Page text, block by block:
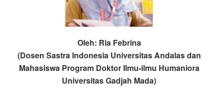
Oleh: Ria Febrina
(Dosen Sastra Indonesia Universitas Andalas dan
Mahasiswa Program Doktor Ilmu-ilmu Humaniora
Universitas Gadjah Mada)